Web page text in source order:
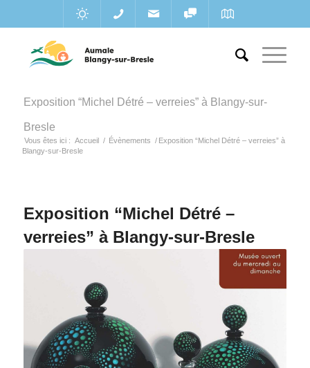
Exposition “Michel Détré – verreies” à Blangy-sur-
Bresle
Vous êtes ici : Accueil / Évènements / Exposition “Michel Détré – verreies” à
Blangy-sur-Bresle
Exposition “Michel Détré –
verreies” à Blangy-sur-Bresle